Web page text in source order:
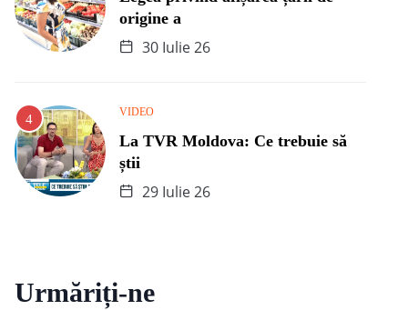
origine a
30 Iulie 26
VIDEO
La TVR Moldova: Ce trebuie să
știi
29 Iulie 26
Urmăriți-ne